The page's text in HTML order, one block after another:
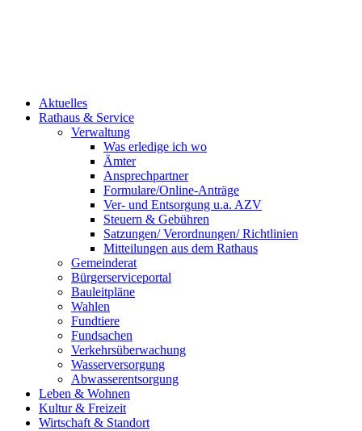
Aktuelles
Rathaus & Service
Verwaltung
Was erledige ich wo
Ämter
Ansprechpartner
Formulare/Online-Anträge
Ver- und Entsorgung u.a. AZV
Steuern & Gebühren
Satzungen/ Verordnungen/ Richtlinien
Mitteilungen aus dem Rathaus
Gemeinderat
Bürgerserviceportal
Bauleitpläne
Wahlen
Fundtiere
Fundsachen
Verkehrsüberwachung
Wasserversorgung
Abwasserentsorgung
Leben & Wohnen
Kultur & Freizeit
Wirtschaft & Standort